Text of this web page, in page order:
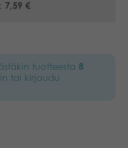
7,59 €
tuotteesta 8
tai kirjaudu